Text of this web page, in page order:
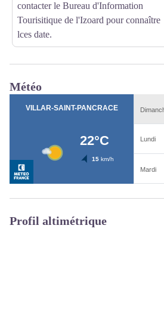
contacter le Bureau d'Information
Tourisitique de l'Izoard pour connaître
lces date.
Météo
Profil altimétrique